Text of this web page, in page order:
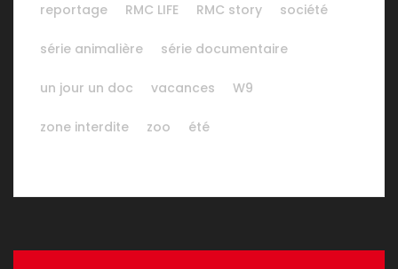
reportage RMC LIFE RMC story société
série animalière série documentaire
un jour un doc vacances W9
zone interdite zoo été